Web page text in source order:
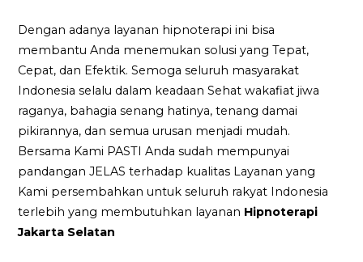
Dengan adanya layanan hipnoterapi ini bisa
membantu Anda menemukan solusi yang Tepat,
Cepat, dan Efektik. Semoga seluruh masyarakat
Indonesia selalu dalam keadaan Sehat wakafiat jiwa
raganya, bahagia senang hatinya, tenang damai
pikirannya, dan semua urusan menjadi mudah.
Bersama Kami PASTI Anda sudah mempunyai
pandangan JELAS terhadap kualitas Layanan yang
Kami persembahkan untuk seluruh rakyat Indonesia
terlebih yang membutuhkan layanan Hipnoterapi
Jakarta Selatan